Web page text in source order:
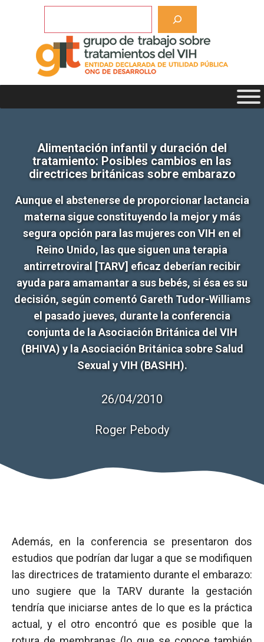
Alimentación infantil y duración del
tratamiento: Posibles cambios en las
directrices británicas sobre embarazo
Aunque el abstenerse de proporcionar lactancia
materna sigue constituyendo la mejor y más
segura opción para las mujeres con VIH en el
Reino Unido, las que siguen una terapia
antirretroviral [TARV] eficaz deberían recibir
ayuda para amamantar a sus bebés, si ésa es su
decisión, según comentó Gareth Tudor-Williams
el pasado jueves, durante la conferencia
conjunta de la Asociación Británica del VIH
(BHIVA) y la Asociación Británica sobre Salud
Sexual y VIH (BASHH).
26/04/2010
Roger Pebody
Además, en la conferencia se presentaron dos
estudios que podrían dar lugar a que se modifiquen
las directrices de tratamiento durante el embarazo:
uno sugiere que la TARV durante la gestación
tendría que iniciarse antes de lo que es la práctica
actual, y el otro encontró que es posible que la